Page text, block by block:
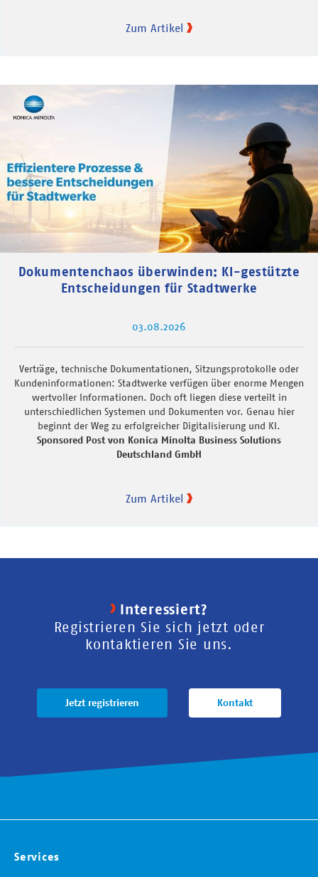
Zum Artikel
Dokumentenchaos überwinden: KI-gestützte
Entscheidungen für Stadtwerke
03.08.2026
Verträge, technische Dokumentationen, Sitzungsprotokolle oder
Kundeninformationen: Stadtwerke verfügen über enorme Mengen
wertvoller Informationen. Doch oft liegen diese verteilt in
unterschiedlichen Systemen und Dokumenten vor. Genau hier
beginnt der Weg zu erfolgreicher Digitalisierung und KI.
Sponsored Post von Konica Minolta Business Solutions
Deutschland GmbH
Zum Artikel
Interessiert?
Registrieren Sie sich jetzt oder
kontaktieren Sie uns.
Jetzt registrieren Kontakt
Services